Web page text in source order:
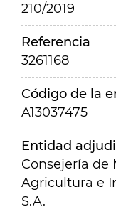
210/2019
Referencia
3261168
Código de la
A13037475
Entidad
Consejería de
Agricultura e
S.A.